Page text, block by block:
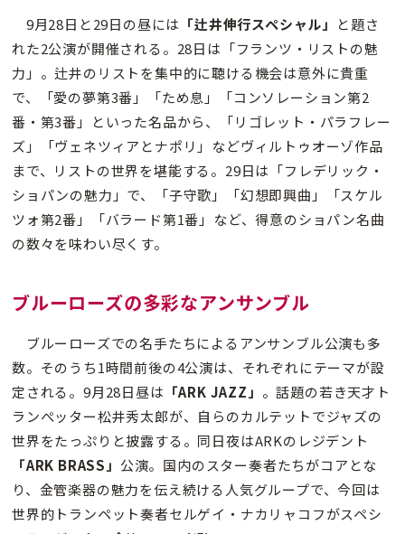
9月28日と29日の昼には 「辻井伸行スペシャル」
と題さ
れた2公演が開催される。28日は「フランツ・リストの魅
力」。辻井のリストを集中的に聴ける機会は意外に貴重
で、「愛の夢第3番」「ため息」「コンソレーション第2
番・第3番」といった名品から、「リゴレット・パラフレー
ズ」「ヴェネツィアとナポリ」などヴィルトゥオーゾ作品
まで、リストの世界を堪能する。29日は「フレデリック・
ショパンの魅力」で、「子守歌」「幻想即興曲」「スケル
ツォ第2番」「バラード第1番」など、得意のショパン名曲
の数々を味わい尽くす。
ブルーローズの多彩なアンサンブル
ブルーローズでの名手たちによるアンサンブル公演も多
数。そのうち1時間前後の4公演は、それぞれにテーマが設
定される。9月28日昼は 「ARK JAZZ」 。話題の若き天才ト
ランぺッター松井秀太郎が、自らのカルテットでジャズの
世界をたっぷりと披露する。同日夜はARKのレジデント
「ARK BRASS」 公演。国内のスター奏者たちがコアとな
り、金管楽器の魅力を伝え続ける人気グループで、今回は
世界的トランペット奏者セルゲイ・ナカリャコフがスペシ